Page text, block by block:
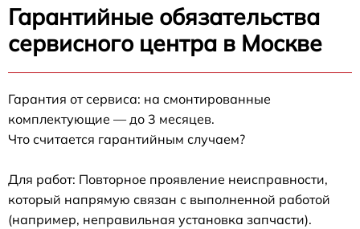
Гарантийные обязательства
сервисного центра в Москве
Гарантия от сервиса: на смонтированные
комплектующие — до 3 месяцев.
Что считается гарантийным случаем?
Для работ: Повторное проявление неисправности,
который напрямую связан с выполненной работой
(например, неправильная установка запчасти).